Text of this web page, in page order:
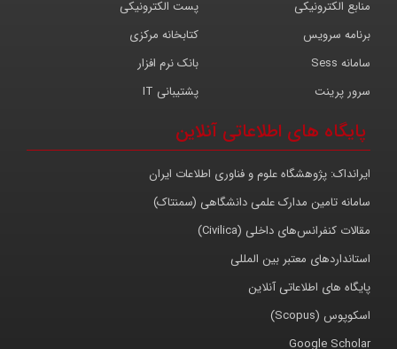
پست الکترونیکی
منابع الکترونیکی
کتابخانه مرکزی
برنامه سرویس
بانک نرم افزار
سامانه Sess
پشتیبانی IT
سرور پرینت
پایگاه های اطلاعاتی آنلاین
ایرانداک: پژوهشگاه علوم و فناوری اطلاعات ایران
سامانه تامین مدارک علمی دانشگاهی (سمنتاک)
مقالات کنفرانس‌های داخلی (Civilica)
استانداردهای معتبر بین المللی
پایگاه های اطلاعاتی آنلاین
اسکوپوس (Scopus)
Google Scholar